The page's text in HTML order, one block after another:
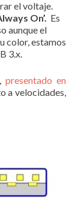
el voltaje.
On’. Es
aunque el
color, estamos
3.x.
,presentado en
a velocidades,